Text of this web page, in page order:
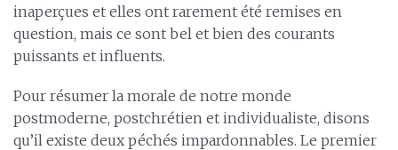
inaperçues et elles ont rarement été remises en
question, mais ce sont bel et bien des courants
puissants et influents.
Pour résumer la morale de notre monde
postmoderne, postchrétien et individualiste, disons
qu’il existe deux péchés impardonnables. Le premier